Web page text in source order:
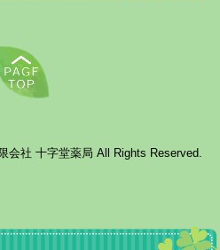
会社 十字堂薬局 All Rights Reserved.